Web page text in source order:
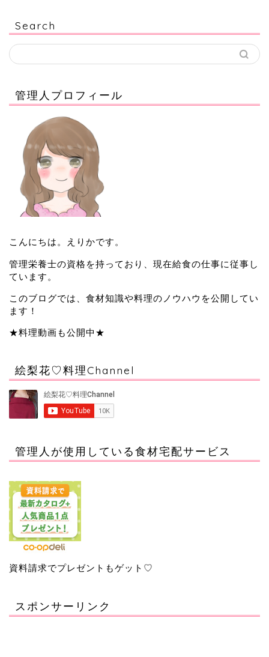
Search
管理人プロフィール
こんにちは。えりかです。
管理栄養士の資格を持っており、現在給食の仕事に従事し
ています。
このブログでは、食材知識や料理のノウハウを公開してい
ます！
★料理動画も公開中★
絵梨花♡料理Channel
管理人が使用している食材宅配サービス
資料請求でプレゼントもゲット♡
スポンサーリンク